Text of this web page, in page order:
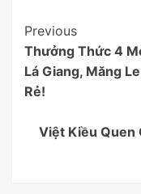
Post
Previous
Thưởng Thức 4
Lá Giang, Măng
Rẻ!
Việt Kiều Quen